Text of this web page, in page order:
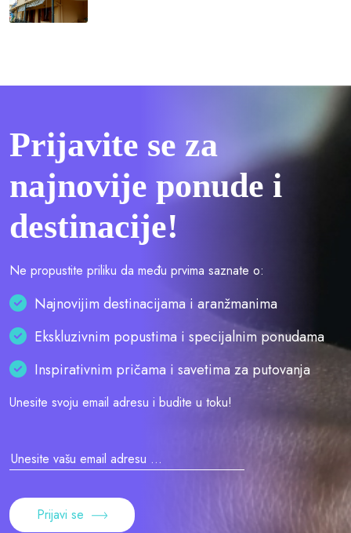
Prijavite se za
najnovije ponude i
destinacije!
Ne propustite priliku da među prvima saznate o:
Najnovijim destinacijama i aranžmanima
Ekskluzivnim popustima i specijalnim ponudama
Inspirativnim pričama i savetima za putovanja
Unesite svoju email adresu i budite u toku!
Prijavi se